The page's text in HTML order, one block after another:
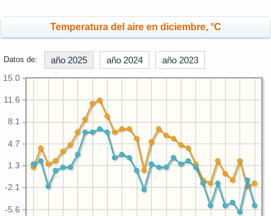
Temperatura del aire en diciembre, °C
Datos de: año 2025 año 2024 año 2023
-5.6
-2.1
1.3
4.7
8.1
11.6
15.0